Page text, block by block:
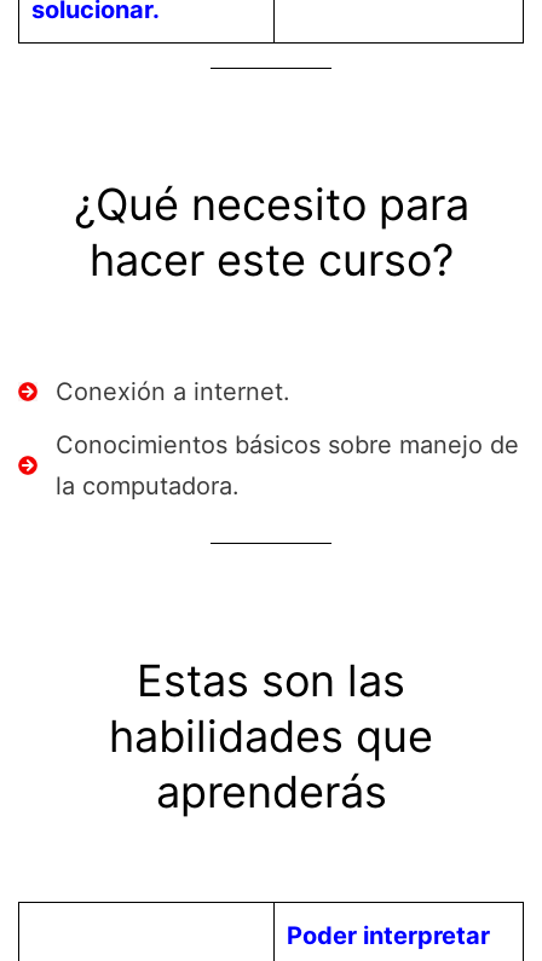
solucionar.
¿Qué necesito para
hacer este curso?
Conexión a internet.
Conocimientos básicos sobre manejo de
la computadora.
Estas son las
habilidades que
aprenderás
Poder interpretar